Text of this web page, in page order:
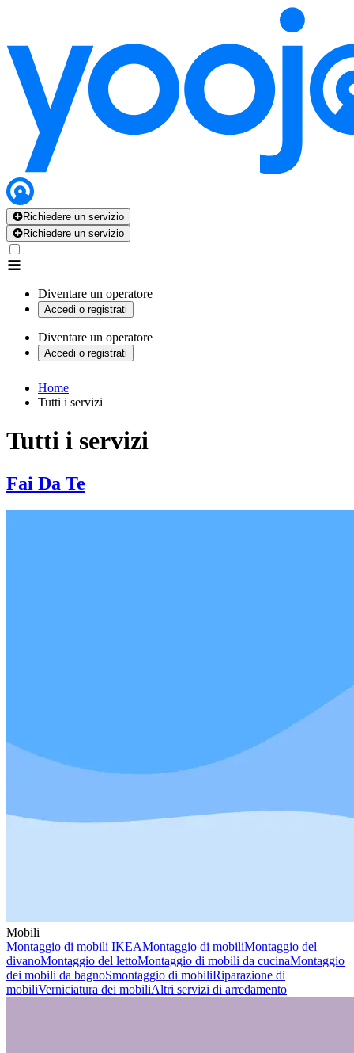
Richiedere un servizio
Richiedere un servizio
Diventare un operatore
Accedi o registrati
Diventare un operatore
Accedi o registrati
Home
Tutti i servizi
Tutti i servizi
Fai Da Te
Mobili
Montaggio di mobili IKEAMontaggio di mobiliMontaggio del
divanoMontaggio del lettoMontaggio di mobili da cucinaMontaggio
dei mobili da bagnoSmontaggio di mobiliRiparazione di
mobiliVerniciatura dei mobiliAltri servizi di arredamento